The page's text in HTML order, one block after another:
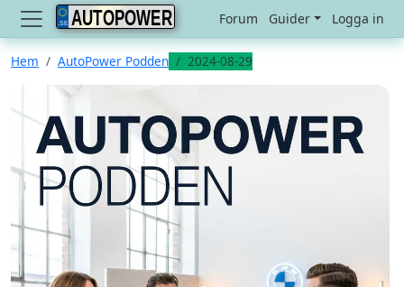
AUTOPOWER Forum Guider Logga in
Hem AutoPower Podden 2024-08-29